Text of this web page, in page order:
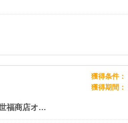
ギフトはおまかせ！【サンクゼール&久世福商店オンラインショップ】
獲得条件
獲得期間